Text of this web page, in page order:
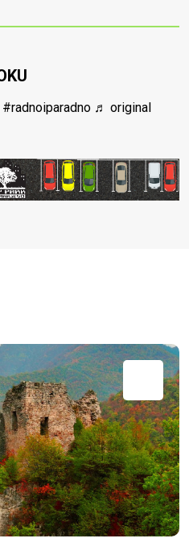
#radnoiparadno ♬ original